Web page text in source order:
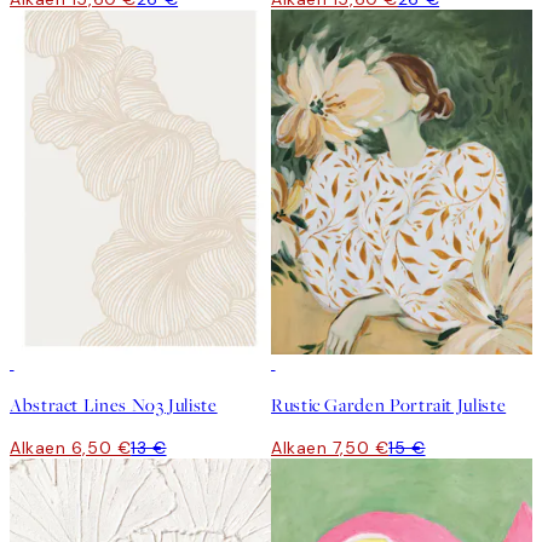
Abstract Lines No3 Juliste
Alkaen 6,50 €13 €
Rustic Garden Portrait Juliste
Alkaen 7,50 €15 €